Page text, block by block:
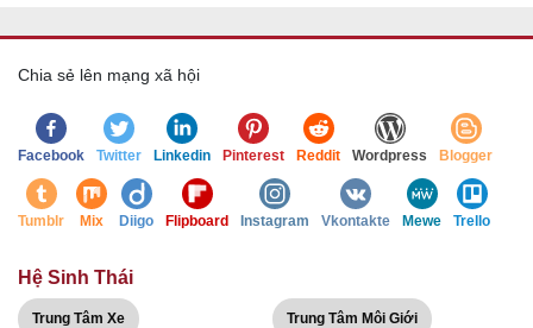
Chia sẻ lên mạng xã hội
Facebook Twitter Linkedin Pinterest Reddit Wordpress Blogger
Tumblr Mix Diigo Flipboard Instagram Vkontakte Mewe Trello
Hệ Sinh Thái
Trung Tâm Xe Trung Tâm Môi Giới